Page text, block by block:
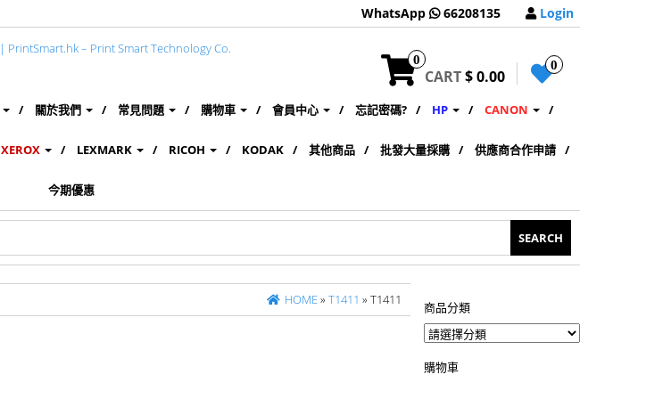
WhatsApp 66208135 Login
0
CART$ 0.00
0
關於我們 常見問題 購物車 會員中心 忘記密碼? HP CANON
XEROX LEXMARK RICOH KODAK 其他商品 批發大量採購 供應商合作申請
今期優惠
HOME» T1411 » T1411 商品分類
購物車